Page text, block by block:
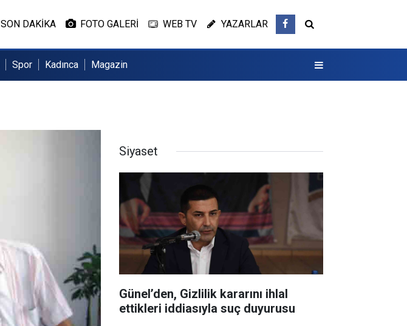
SON DAKİKA FOTO GALERİ WEB TV YAZARLAR
Spor Kadınca Magazin
Siyaset
Günel’den, Gizlilik kararını ihlal
ettikleri iddiasıyla suç duyurusu